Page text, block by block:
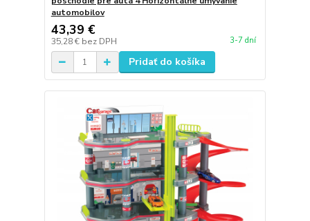
automobilov
43,39 €
35,28 € bez DPH 3-7 dní
Pridať do košíka